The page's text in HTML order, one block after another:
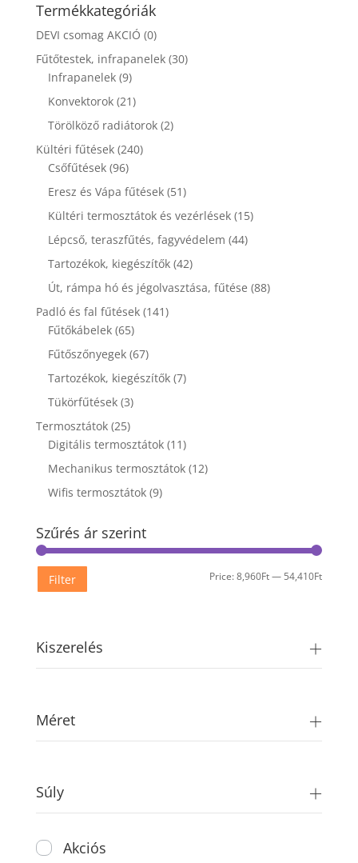
Termékkategóriák
DEVI csomag AKCIÓ (0)
Fűtőtestek, infrapanelek (30)
Infrapanelek (9)
Konvektorok (21)
Törölköző radiátorok (2)
Kültéri fűtések (240)
Csőfűtések (96)
Eresz és Vápa fűtések (51)
Kültéri termosztátok és vezérlések (15)
Lépcső, teraszfűtés, fagyvédelem (44)
Tartozékok, kiegészítők (42)
Út, rámpa hó és jégolvasztása, fűtése (88)
Padló és fal fűtések (141)
Fűtőkábelek (65)
Fűtőszőnyegek (67)
Tartozékok, kiegészítők (7)
Tükörfűtések (3)
Termosztátok (25)
Digitális termosztátok (11)
Mechanikus termosztátok (12)
Wifis termosztátok (9)
Szűrés ár szerint
Min
Max
Filter Price:8,960Ft— 54,410Ft
Kiszerelés
Méret
Súly
Akciós